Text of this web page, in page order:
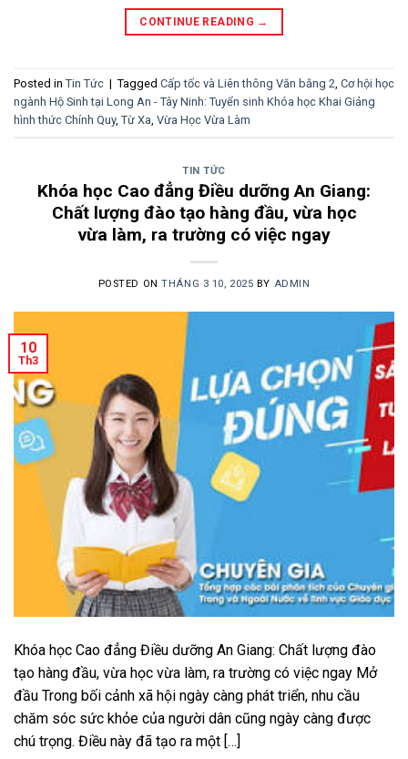
CONTINUE READING →
Posted in Tin Tức | Tagged Cấp tốc và Liên thông Văn bằng 2, Cơ hội học
ngành Hộ Sinh tại Long An - Tây Ninh: Tuyển sinh Khóa học Khai Giảng
hình thức Chính Quy, Từ Xa, Vừa Học Vừa Làm
TIN TỨC
Khóa học Cao đẳng Điều dưỡng An Giang:
Chất lượng đào tạo hàng đầu, vừa học
vừa làm, ra trường có việc ngay
POSTED ONTHÁNG 3 10, 2025 BY ADMIN
10
Th3
Khóa học Cao đẳng Điều dưỡng An Giang: Chất lượng đào
tạo hàng đầu, vừa học vừa làm, ra trường có việc ngay Mở
đầu Trong bối cảnh xã hội ngày càng phát triển, nhu cầu
chăm sóc sức khỏe của người dân cũng ngày càng được
chú trọng. Điều này đã tạo ra một […]